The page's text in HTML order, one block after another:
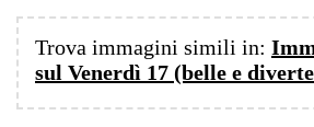
Trova immagini simili in:
sul Venerdì 17 (belle e